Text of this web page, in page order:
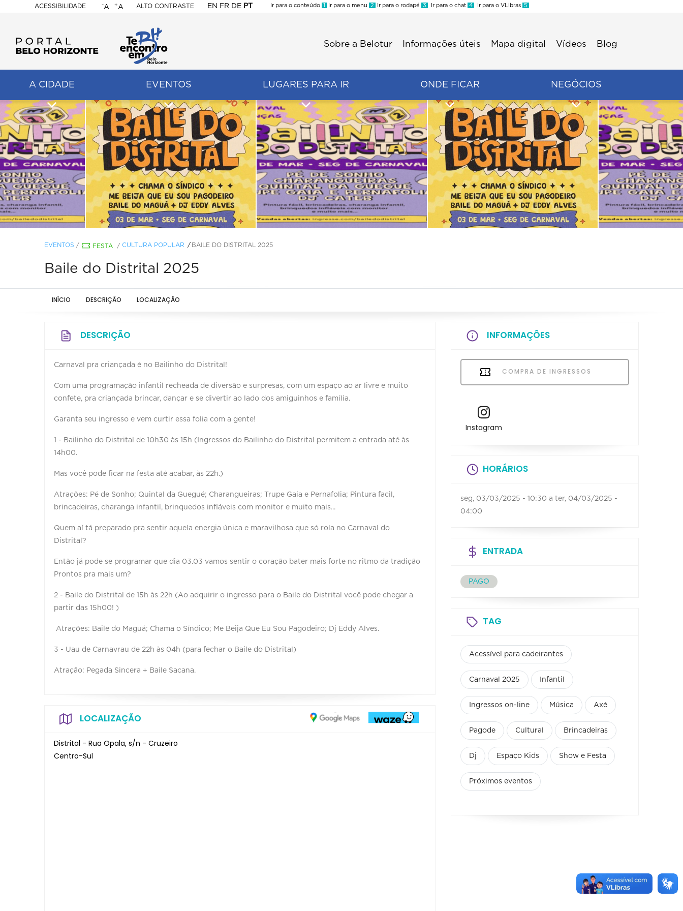
ACESSIBILIDADE
BELO
HORIZONTE
-A +A ALTO CONTRASTE EN FR DE PT
Ir para o conteúdo 1 Ir para o menu 2 Ir para o rodapé 3 Ir para o chat 4 Ir para o VLibras 5
Sobre a Belotur Informações úteis Mapa digital Vídeos Blog
A CIDADE EVENTOS LUGARES PARA IR ONDE FICAR NEGÓCIOS
EVENTOS / FESTA / CULTURA POPULAR BAILE DO DISTRITAL 2025
Baile do Distrital 2025
INÍCIO DESCRIÇÃO LOCALIZAÇÃO
DESCRIÇÃO
Carnaval pra criançada é no Bailinho do Distrital!
Com uma programação infantil recheada de diversão e surpresas, com um espaço ao ar livre e muito
confete, pra criançada brincar, dançar e se divertir ao lado dos amiguinhos e família.
Garanta seu ingresso e vem curtir essa folia com a gente!
1 - Bailinho do Distrital de 10h30 às 15h (Ingressos do Bailinho do Distrital permitem a entrada até às
14h00.
Mas você pode ficar na festa até acabar, às 22h.)
Atrações: Pé de Sonho; Quintal da Guegué; Charangueiras; Trupe Gaia e Pernafolia; Pintura facil,
brincadeiras, charanga infantil, brinquedos infláveis com monitor e muito mais...
Quem aí tá preparado pra sentir aquela energia única e maravilhosa que só rola no Carnaval do
Distrital?
Então já pode se programar que dia 03.03 vamos sentir o coração bater mais forte no ritmo da tradição
Prontos pra mais um?
2 - Baile do Distrital de 15h às 22h (Ao adquirir o ingresso para o Baile do Distrital você pode chegar a
partir das 15h00! )
Atrações: Baile do Maguá; Chama o Síndico; Me Beija Que Eu Sou Pagodeiro; Dj Eddy Alves.
3 - Uau de Carnavrau de 22h às 04h (para fechar o Baile do Distrital)
Atração: Pegada Sincera + Baile Sacana.
LOCALIZAÇÃO
Distrital - Rua Opala, s/n - Cruzeiro
Centro-Sul
INFORMAÇÕES
COMPRA DE INGRESSOS
Instagram
HORÁRIOS
seg, 03/03/2025 - 10:30 a ter, 04/03/2025 -
04:00
ENTRADA
PAGO
TAG
Acessível para cadeirantes
Carnaval 2025 Infantil
Ingressos on-line Música Axé
Pagode Cultural Brincadeiras
Dj Espaço Kids Show e Festa
Próximos eventos